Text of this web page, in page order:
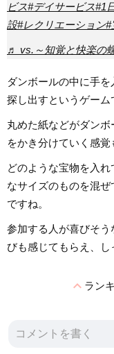
ビス#デイサービス#1
設#レクリエーション#
♬ vs.～知覚と快楽の
ダンボールの中に手
探し出すというゲーム
丸めた紙などがダン
をかき分けていく感覚
どのような宝物を入
なサイズのものを混
ですね。
参加する人が喜びそ
びも感じてもらえ、し
expand_lessラン